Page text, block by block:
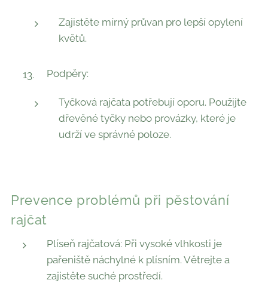
Zajistěte mírný průvan pro lepší opylení
květů.
Podpěry:
Tyčková rajčata potřebují oporu. Použijte
dřevěné tyčky nebo provázky, které je
udrží ve správné poloze.
Prevence problémů při pěstování
rajčat
Plíseň rajčatová: Při vysoké vlhkosti je
pařeniště náchylné k plísním. Větrejte a
zajistěte suché prostředí.